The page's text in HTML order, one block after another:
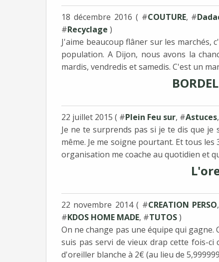
18 décembre 2016 ( #COUTURE, #
#Recyclage )
J'aime beaucoup flâner sur les marchés,
population. A Dijon, nous avons la
mardis, vendredis et samedis. C'est un
22 juillet 2015 ( #Plein Feu sur, #Astuces
Je ne te surprends pas si je te dis que
même. Je me soigne pourtant. Et tous les
organisation me coache au quotidien et
22 novembre 2014 ( #CREATION PERSO
#KDOS HOME MADE, #TUTOS)
On ne change pas une équipe qui gagne.
suis pas servi de vieux drap cette fois-ci
d'oreiller blanche à 2€ (au lieu de